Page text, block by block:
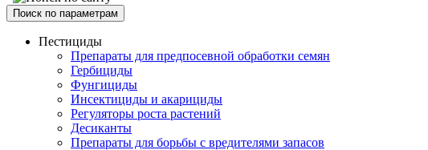
Поиск по параметрам
Пестициды
Препараты для предпосевной обработки семян
Гербициды
Фунгициды
Инсектициды и акарициды
Регуляторы роста растений
Десиканты
Препараты для борьбы с вредителями запасов